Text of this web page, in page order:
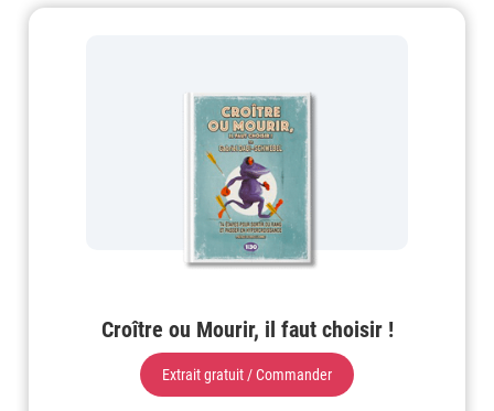
Croître ou Mourir, il faut choisir !
Extrait gratuit / Commander